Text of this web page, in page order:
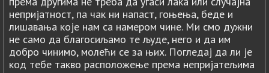
непријатност, па чак ни напаст, гоњења, беде и
лишавања које нам са намером чине. Ми смо дужни
не само да благосиљамо те људе, него и да им
добро чинимо, молећи се за њих. Погледај да ли је
код тебе такво расположење према непријатељима